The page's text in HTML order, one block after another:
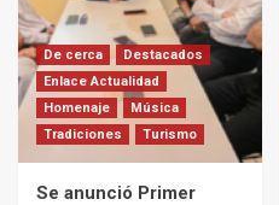
De cerca
Destacados
Enlace Actualidad
Homenaje
Música
Tradiciones
Turismo
Se anunció Primer